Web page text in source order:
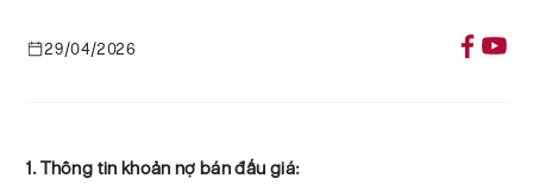
29/04/2026
1. Thông tin khoản nợ bán đấu giá: